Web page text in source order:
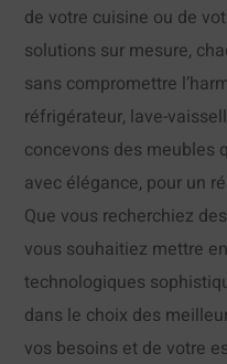
de votre cuisine ou de
solutions sur mesure,
sans compromettre
réfrigérateur, lave-
concevons des meubles
avec élégance, pour un
Que vous recherchiez
vous souhaitiez mettre
technologiques
dans le choix des
vos besoins et de votre